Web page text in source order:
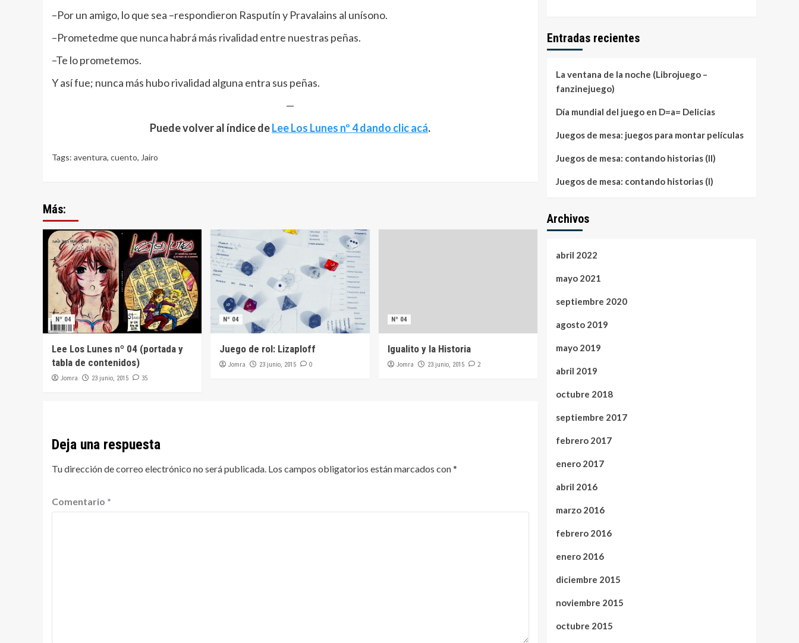
–Por un amigo, lo que sea –respondieron Rasputín y Pravalains al unísono.
–Prometedme que nunca habrá más rivalidad entre nuestras peñas.
–Te lo prometemos.
Y así fue; nunca más hubo rivalidad alguna entra sus peñas.
—
Puede volver al índice deLee Los Lunes nº 4 dando clic acá.
Tags: aventura, cuento, Jairo
Más:
Nº 04
Lee Los Lunes nº 04 (portada y
tabla de contenidos)
Jomra 23 junio, 2015 35
Nº 04
Juego de rol: Lizaploff
Jomra 23 junio, 2015 0
Nº 04
Igualito y la Historia
Jomra 23 junio, 2015 2
Deja una respuesta
Tu dirección de correo electrónico no será publicada. Los campos obligatorios están marcados con*
Comentario *
Entradas recientes
La ventana de la noche (Librojuego –
fanzinejuego)
Día mundial del juego en D=a= Delicias
Juegos de mesa: juegos para montar películas
Juegos de mesa: contando historias (II)
Juegos de mesa: contando historias (I)
Archivos
abril 2022
mayo 2021
septiembre 2020
agosto 2019
mayo 2019
abril 2019
octubre 2018
septiembre 2017
febrero 2017
enero 2017
abril 2016
marzo 2016
febrero 2016
enero 2016
diciembre 2015
noviembre 2015
octubre 2015